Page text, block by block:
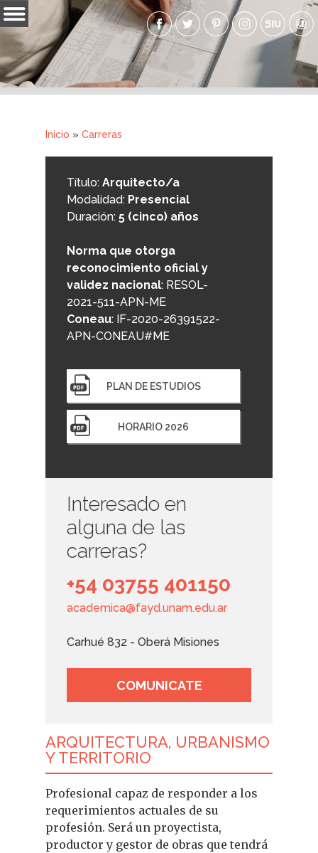
Pasar al
contenido
principal
Inicio
La Facultad
Ingresantes
Graduados
Novedades
Aula Virtual
Inicio » Carreras
Título: Arquitecto/a
Modalidad: Presencial
Duración: 5 (cinco) años
Norma que otorga
reconocimiento oficial y
validez nacional: RESOL-
2021-511-APN-ME
Coneau: IF-2020-26391522-
APN-CONEAU#ME
PLAN DE ESTUDIOS
HORARIO 2026
Interesado en
alguna de las
carreras?
+54 03755 401150
academica@fayd.unam.edu.ar
Carhué 832 - Oberá Misiones
COMUNICATE
ARQUITECTURA, URBANISMO
Y TERRITORIO
Profesional capaz de responder a los
requerimientos actuales de su
profesión. Será un proyectista,
productor y gestor de obras que tendrá